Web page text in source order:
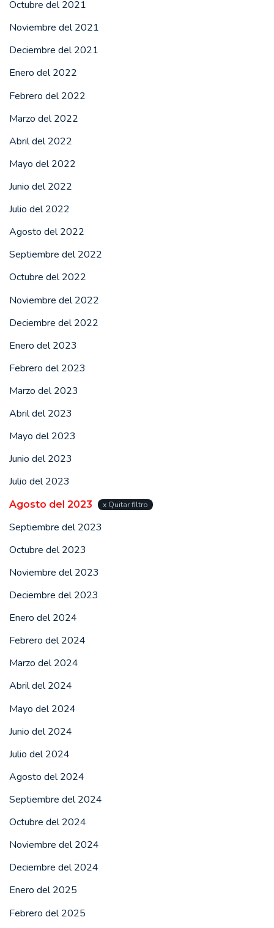
Octubre del 2021
Noviembre del 2021
Deciembre del 2021
Enero del 2022
Febrero del 2022
Marzo del 2022
Abril del 2022
Mayo del 2022
Junio del 2022
Julio del 2022
Agosto del 2022
Septiembre del 2022
Octubre del 2022
Noviembre del 2022
Deciembre del 2022
Enero del 2023
Febrero del 2023
Marzo del 2023
Abril del 2023
Mayo del 2023
Junio del 2023
Julio del 2023
Agosto del 2023 x Quitar filtro
Septiembre del 2023
Octubre del 2023
Noviembre del 2023
Deciembre del 2023
Enero del 2024
Febrero del 2024
Marzo del 2024
Abril del 2024
Mayo del 2024
Junio del 2024
Julio del 2024
Agosto del 2024
Septiembre del 2024
Octubre del 2024
Noviembre del 2024
Deciembre del 2024
Enero del 2025
Febrero del 2025